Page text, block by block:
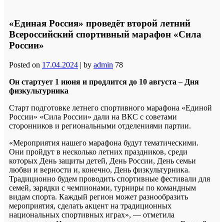
«Единая Россия» проведёт второй летний
Всероссийский спортивный марафон «Сила
России»
Posted on 17.04.2024 | by admin 78
Он стартует 1 июня и продлится до 10 августа – Дня
физкультурника
Старт подготовке летнего спортивного марафона «Единой
России» «Сила России» дали на ВКС с советами
сторонников и региональными отделениями партии.
«Мероприятия нашего марафона будут тематическими.
Они пройдут в несколько летних праздников, среди
которых День защиты детей, День России, День семьи
любви и верности и, конечно, День физкультурника.
Традиционно будем проводить спортивные фестивали для
семей, зарядки с чемпионами, турниры по командным
видам спорта. Каждый регион может разнообразить
мероприятия, сделать акцент на традиционных
национальных спортивных играх», — отметила